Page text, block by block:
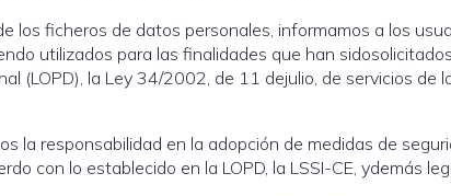
los ficheros de datos personales, informamos a los
utilizados para las finalidades que han
(LOPD), la Ley 34/2002, de 11 dejulio, de servicios de
la responsabilidad en la adopción de medidas de
con lo establecido en la LOPD, la LSSI-CE, ydemás